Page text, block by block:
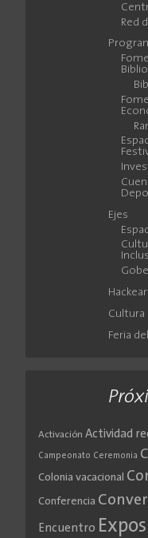
Red
Ejes
Cultura
Feria
Activación Actividad
Campeonato Ceremonia
Colonia vacacional
Conferencia
Encuentro